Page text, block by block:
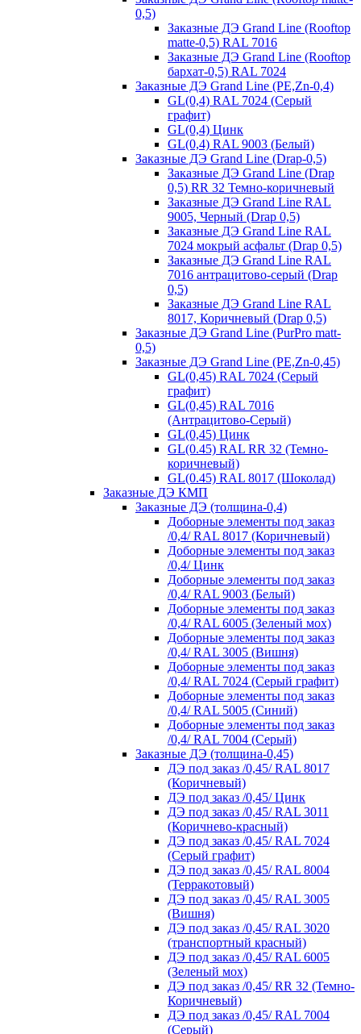
0,5)
Заказные ДЭ Grand Line (Rooftop
matte-0,5) RAL 7016
Заказные ДЭ Grand Line (Rooftop
бархат-0,5) RAL 7024
Заказные ДЭ Grand Line (PE,Zn-0,4)
GL(0,4) RAL 7024 (Серый
графит)
GL(0,4) Цинк
GL(0,4) RAL 9003 (Белый)
Заказные ДЭ Grand Line (Drap-0,5)
Заказные ДЭ Grand Line (Drap
0,5) RR 32 Темно-коричневый
Заказные ДЭ Grand Line RAL
9005, Черный (Drap 0,5)
Заказные ДЭ Grand Line RAL
7024 мокрый асфальт (Drap 0,5)
Заказные ДЭ Grand Line RAL
7016 антрацитово-серый (Drap
0,5)
Заказные ДЭ Grand Line RAL
8017, Коричневый (Drap 0,5)
Заказные ДЭ Grand Line (PurPro matt-
0,5)
Заказные ДЭ Grand Line (PE,Zn-0,45)
GL(0,45) RAL 7024 (Серый
графит)
GL(0,45) RAL 7016
(Антрацитово-Серый)
GL(0,45) Цинк
GL(0.45) RAL RR 32 (Темно-
коричневый)
GL(0.45) RAL 8017 (Шоколад)
Заказные ДЭ КМП
Заказные ДЭ (толщина-0,4)
Доборные элементы под заказ
/0,4/ RAL 8017 (Коричневый)
Доборные элементы под заказ
/0,4/ Цинк
Доборные элементы под заказ
/0,4/ RAL 9003 (Белый)
Доборные элементы под заказ
/0,4/ RAL 6005 (Зеленый мох)
Доборные элементы под заказ
/0,4/ RAL 3005 (Вишня)
Доборные элементы под заказ
/0,4/ RAL 7024 (Серый графит)
Доборные элементы под заказ
/0,4/ RAL 5005 (Синий)
Доборные элементы под заказ
/0,4/ RAL 7004 (Серый)
Заказные ДЭ (толщина-0,45)
ДЭ под заказ /0,45/ RAL 8017
(Коричневый)
ДЭ под заказ /0,45/ Цинк
ДЭ под заказ /0,45/ RAL 3011
(Коричнево-красный)
ДЭ под заказ /0,45/ RAL 7024
(Серый графит)
ДЭ под заказ /0,45/ RAL 8004
(Терракотовый)
ДЭ под заказ /0,45/ RAL 3005
(Вишня)
ДЭ под заказ /0,45/ RAL 3020
(транспортный красный)
ДЭ под заказ /0,45/ RAL 6005
(Зеленый мох)
ДЭ под заказ /0,45/ RR 32 (Темно-
Коричневый)
ДЭ под заказ /0,45/ RAL 7004
(Серый)